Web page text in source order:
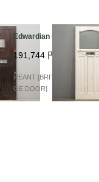
Edwardian Glass?U
191,744 円
REANT [BRITISH VINTA
GE DOOR]